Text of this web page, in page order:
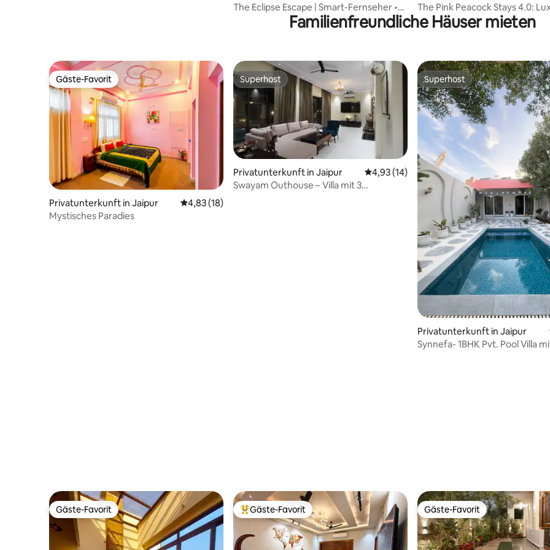
r
The Eclipse Escape | Smart-Fernseher •
Balkon • Küche
The Pink Peacock Stays 4.0:
Stadtzentrum
Familienfreundliche Häuser mieten
Gäste-Favorit
Gäste-Favorit
Privatunterkunft in Jaipur Durchschnittliche Bewertung: 4,83 von 5, 18 Bewertungen
4,83 (18)
Mystisches Paradies
Superhost
Superhost
Privatunterkunft in Jaipur Durchschnittliche Bewertung: 4,93 von 5,
4,93 (14)
Swayam Outhouse – Villa mit 3
Superhost
Superhost
Privatunterkunft in Jaipur
Synnefa- 1BHK Pvt. Pool Villa
Gäste-Favorit
Gäste-Favorit Beliebter Gäste-Favorit.
Gäste-Favorit Gäste-Favorit
Gäste-Favorit